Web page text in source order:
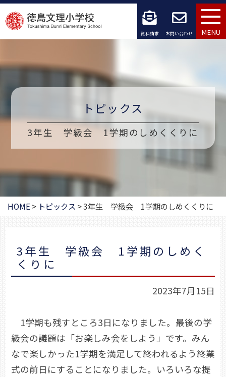
コ
ン
ン
ス
ッ
資料請求 お問い合わせ MENU
トピックス
3年生 学級会 1学期のしめくくりに
HOME> トピックス >3年生 学級会 1学期のしめくくりに
3年生 学級会 1学期のしめく
くりに
2023年7月15日
1学期も残すところ3日になりました。最後の学
級会の議題は「お楽しみ会をしよう」です。みん
なで楽しかった1学期を満足して終われるよう終業
式の前日にすることになりました。いろいろな提